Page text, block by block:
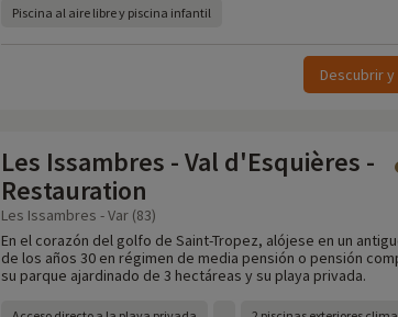
Piscina al aire libre y piscina infantil
Descubrir
Les Issambres - Val d'Esquières -
Restauration
Les Issambres - Var (83)
En el corazón del golfo de Saint-Tropez, alójese en un
de los años 30 en régimen de media pensión o pensión
su parque ajardinado de 3 hectáreas y su playa privada.